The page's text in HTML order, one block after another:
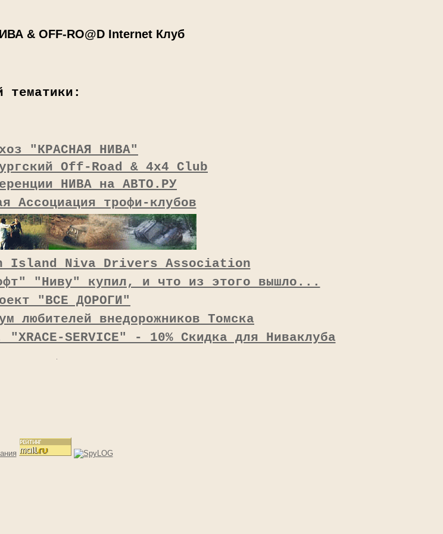
& OFF-RO@D Internet Клуб
тематики:
"КРАСНАЯ НИВА"
Off-Road & 4x4 Club
НИВА на АВТО.РУ
Ассоциация трофи-клубов
Island Niva Drivers Association
"Ниву" купил, и что из этого вышло...
"ВСЕ ДОРОГИ"
любителей внедорожников Томска
SERVICE" - 10% Скидка для Ниваклуба